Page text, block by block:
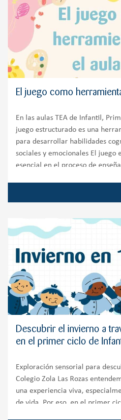
El juego como
En las aulas TEA de Infantil,
juego estructurado es una
para desarrollar habilidades
sociales y emocionales El juego
esencial en el proceso de
Descubrir el invierno a
en el primer ciclo de
Exploración sensorial para
Colegio Zola Las Rozas
una experiencia viva,
de vida. Por eso, en el primer